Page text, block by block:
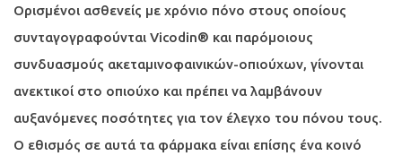
Ορισμένοι ασθενείς με χρόνιο πόνο στους οποίους
συνταγογραφούνται Vicodin® και παρόμοιους
συνδυασμούς ακεταμινοφαινικών-οπιούχων, γίνονται
ανεκτικοί στο οπιούχο και πρέπει να λαμβάνουν
αυξανόμενες ποσότητες για τον έλεγχο του πόνου τους.
Ο εθισμός σε αυτά τα φάρμακα είναι επίσης ένα κοινό